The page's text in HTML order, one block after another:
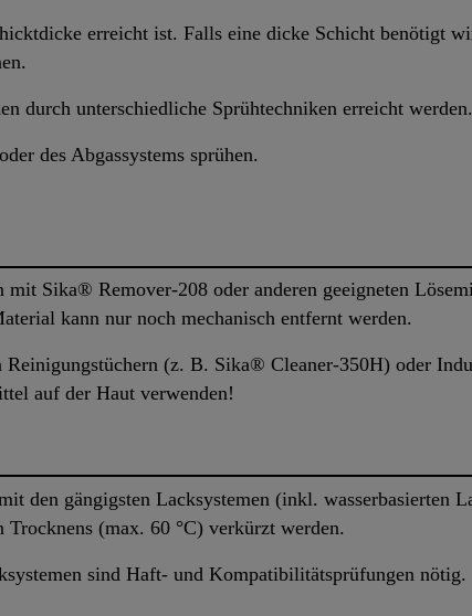
erreicht ist. Falls eine dicke Schicht benötigt
durch unterschiedliche Sprühtechniken erreicht werden.
des Abgassystems sprühen.
Sika® Remover-208 oder anderen geeigneten
kann nur noch mechanisch entfernt werden.
Reinigungstüchern (z. B. Sika® Cleaner-350H) oder
auf der Haut verwenden!
den gängigsten Lacksystemen (inkl. wasserbasierten
(max. 60 °C) verkürzt werden.
sind Haft- und Kompatibilitätsprüfungen nötig.